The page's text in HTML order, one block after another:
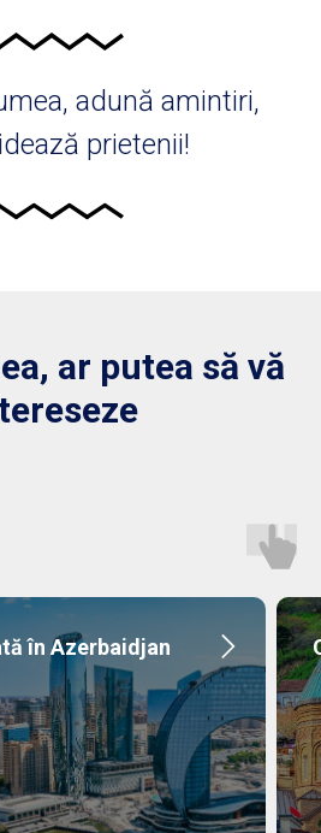
adună amintiri,
prietenii!
ar putea să vă
în Azerbaidjan